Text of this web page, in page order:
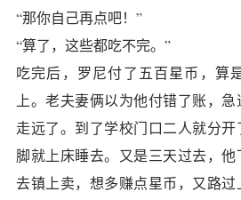
“那你自己再点吧！”
“算了，这些都吃不完。”
吃完后，罗尼付了五百星币，算
上。老夫妻俩以为他付错了账，
走远了。到了学校门口二人就分
脚就上床睡去。又是三天过去，
去镇上卖，想多赚点星币，又路